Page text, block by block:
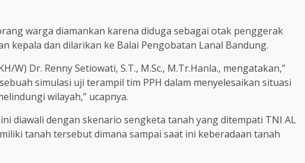
warga diamankan karena diduga sebagai otak penggerak
kepala dan dilarikan ke Balai Pengobatan Lanal Bandung.
W) Dr. Renny Setiowati, S.T., M.Sc., M.Tr.Hanla., mengatakan,”
simulasi uji terampil tim PPH dalam menyelesaikan situasi
wilayah,” ucapnya.
diawali dengan skenario sengketa tanah yang ditempati TNI AL
tanah tersebut dimana sampai saat ini keberadaan tanah